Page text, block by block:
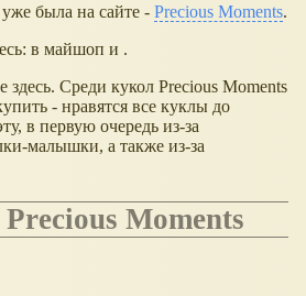
была на сайте - Precious Moments.
в майшоп и .
здесь. Среди кукол Precious Moments
- нравятся все куклы до
в первую очередь из-за
малышки, а также из-за
Precious Moments